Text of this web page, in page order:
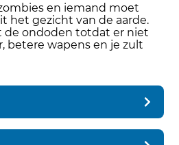
en iemand moet
het gezicht van de aarde.
de ondoden totdat er niet
betere wapens en je zult